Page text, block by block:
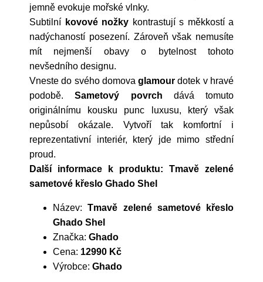
jemně evokuje mořské vlnky.
Subtilní kovové nožky kontrastují s měkkostí a
nadýchaností posezení. Zároveň však nemusíte
mít nejmenší obavy o bytelnost tohoto
nevšedního designu.
Vneste do svého domovaglamour dotek v hravé
podobě.Sametový povrch dává tomuto
originálnímu kousku punc luxusu, který však
nepůsobí okázale. Vytvoří tak komfortní i
reprezentativní interiér, který jde mimo střední
proud.
Další informace k produktu: Tmavě zelené
sametové křeslo Ghado Shel
Název:Tmavě zelené sametové křeslo
Ghado Shel
Značka: Ghado
Cena: 12990 Kč
Výrobce: Ghado